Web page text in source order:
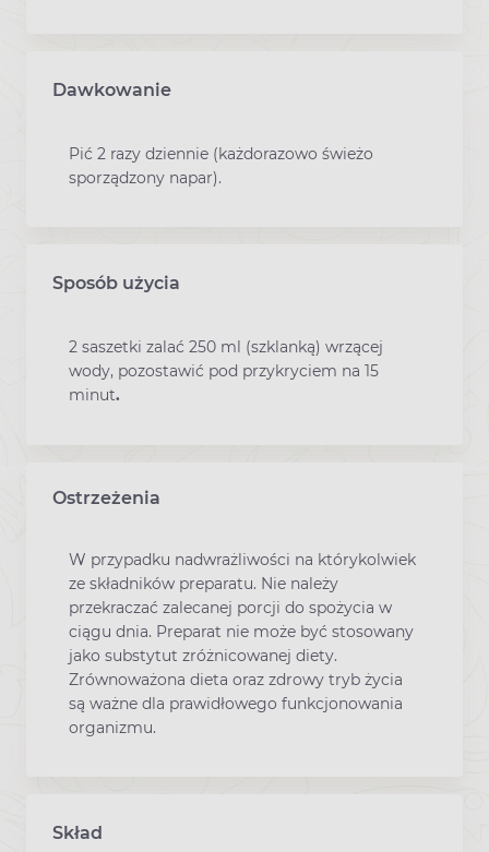
Dawkowanie
Pić 2 razy dziennie (każdorazowo świeżo
sporządzony napar).
Sposób użycia
2 saszetki zalać 250 ml (szklanką) wrzącej
wody, pozostawić pod przykryciem na 15
minut.
Ostrzeżenia
W przypadku nadwrażliwości na którykolwiek
ze składników preparatu. Nie należy
przekraczać zalecanej porcji do spożycia w
ciągu dnia. Preparat nie może być stosowany
jako substytut zróżnicowanej diety.
Zrównoważona dieta oraz zdrowy tryb życia
są ważne dla prawidłowego funkcjonowania
organizmu.
Skład